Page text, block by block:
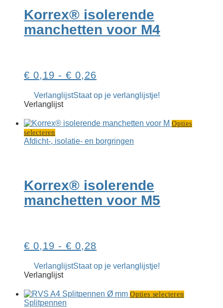
optie
kan
gekozen
Korrex® isolerende
manchetten voor M4
€ 0,19 - € 0,26
tot
VerlanglijstStaat op je verlanglijstje!
Verlanglijst
Opties
selecterenDit
product
optie
kan
gekozen
Afdicht-, isolatie- en borgringen
Korrex® isolerende
manchetten voor M5
€ 0,19 - € 0,28
tot
VerlanglijstStaat op je verlanglijstje!
Verlanglijst
Opties selecterenDit
Splitpennen